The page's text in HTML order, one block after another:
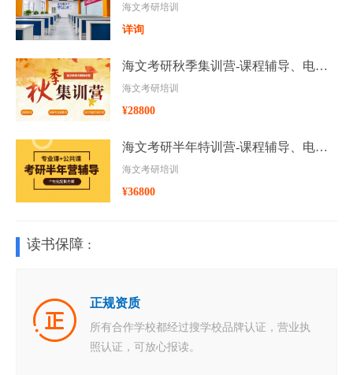
海文考研培训
详询
海文考研秋季集训营-课程辅导、电话、价格多少钱
海文考研培训
¥28800
海文考研半年特训营-课程辅导、电话、价格多少钱
海文考研培训
¥36800
读书保障 :
正规资质
所有合作学校都经过搜学校品牌认证，营业执
照认证，可放心报读。